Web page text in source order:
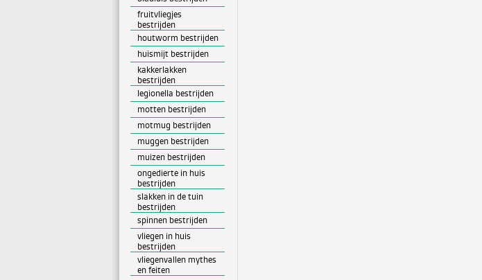
fruitvliegjes
bestrijden
houtworm bestrijden
huismijt bestrijden
kakkerlakken
bestrijden
legionella bestrijden
motten bestrijden
motmug bestrijden
muggen bestrijden
muizen bestrijden
ongedierte in huis
bestrijden
slakken in de tuin
bestrijden
spinnen bestrijden
vliegen in huis
bestrijden
vliegenvallen mythes
en feiten